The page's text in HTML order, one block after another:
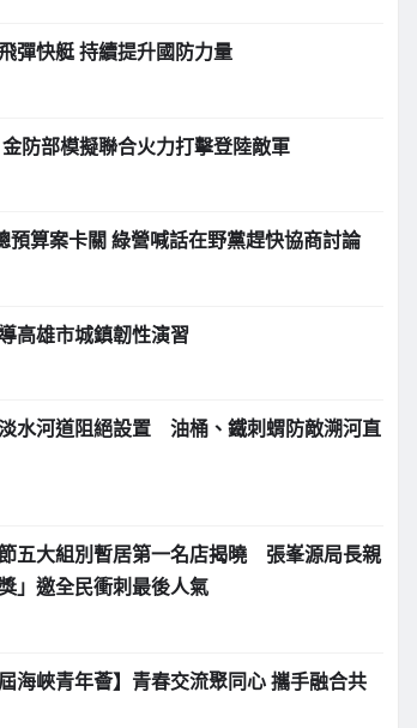
彈快艇 持續提升國防力量
防部模擬聯合火力打擊登陸敵軍
預算案卡關 綠營喊話在野黨趕快協商討論
高雄市城鎮韌性演習
水河道阻絕設置 油桶、鐵刺蝟防敵溯河直
五大組別暫居第一名店揭曉 張峯源局長親
」邀全民衝刺最後人氣
屆海峽青年薈】青春交流聚同心 攜手融合共